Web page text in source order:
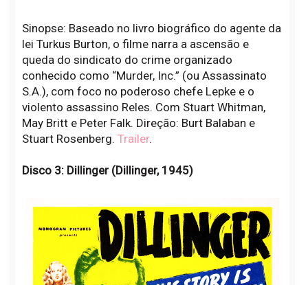
Sinopse: Baseado no livro biográfico do agente da
lei Turkus Burton, o filme narra a ascensão e
queda do sindicato do crime organizado
conhecido como “Murder, Inc.” (ou Assassinato
S.A.), com foco no poderoso chefe Lepke e o
violento assassino Reles. Com Stuart Whitman,
May Britt e Peter Falk. Direção: Burt Balaban e
Stuart Rosenberg. Trailer.
Disco 3: Dillinger (Dillinger, 1945)